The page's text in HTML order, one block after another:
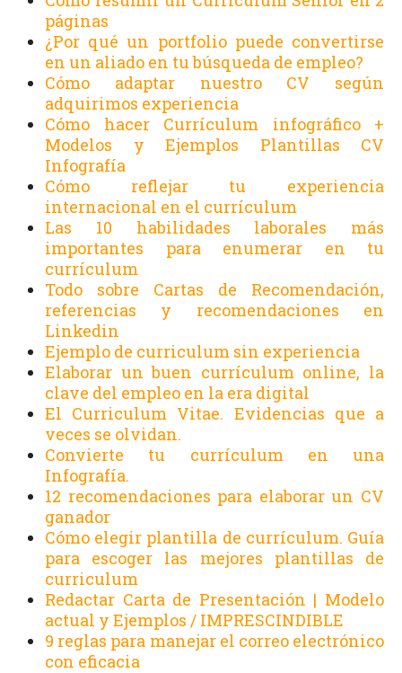
páginas
¿Por qué un portfolio puede convertirse
en un aliado en tu búsqueda de empleo?
Cómo adaptar nuestro CV según
adquirimos experiencia
Cómo hacer Currículum infográfico +
Modelos y Ejemplos Plantillas CV
Infografía
Cómo reflejar tu experiencia
internacional en el currículum
Las 10 habilidades laborales más
importantes para enumerar en tu
currículum
Todo sobre Cartas de Recomendación,
referencias y recomendaciones en
Linkedin
Ejemplo de curriculum sin experiencia
Elaborar un buen currículum online, la
clave del empleo en la era digital
El Curriculum Vitae. Evidencias que a
veces se olvidan.
Convierte tu currículum en una
Infografía.
12 recomendaciones para elaborar un CV
ganador
Cómo elegir plantilla de currículum. Guía
para escoger las mejores plantillas de
curriculum
Redactar Carta de Presentación | Modelo
actual y Ejemplos / IMPRESCINDIBLE
9 reglas para manejar el correo electrónico
con eficacia